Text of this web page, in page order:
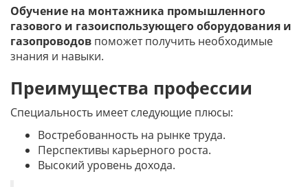
Обучение на монтажника промышленного
газового и газоиспользующего оборудования и
газопроводов поможет получить необходимые
знания и навыки.
Преимущества профессии
Специальность имеет следующие плюсы:
Востребованность на рынке труда.
Перспективы карьерного роста.
Высокий уровень дохода.